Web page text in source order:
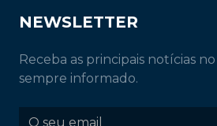
NEWSLETTER
Receba as principais notícias
sempre informado.